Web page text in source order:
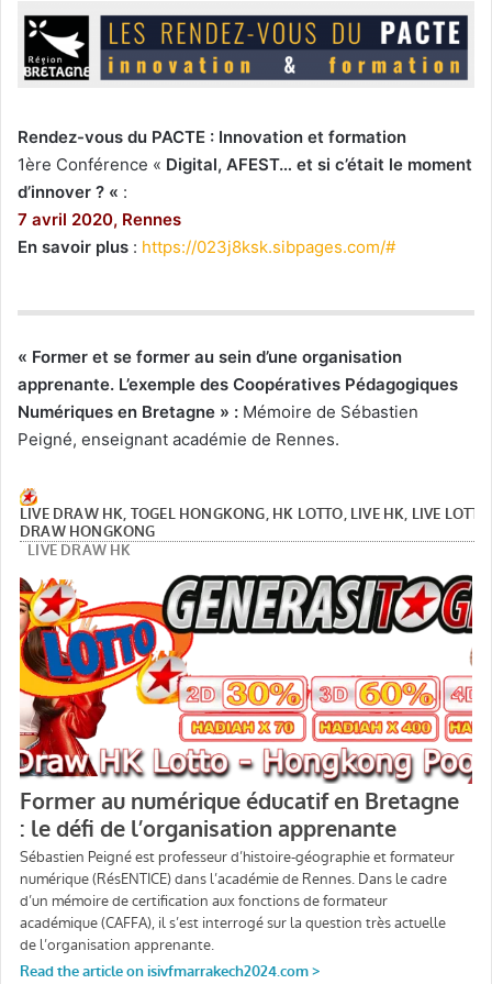
Rendez-vous du PACTE : Innovation et formation
1ère Conférence « Digital, AFEST… et si c’était le moment
d’innover ? « :
7 avril 2020, Rennes
En savoir plus : https://023j8ksk.sibpages.com/#
« Former et se former au sein d’une organisation
apprenante. L’exemple des Coopératives Pédagogiques
Numériques en Bretagne » : Mémoire de Sébastien
Peigné, enseignant académie de Rennes.